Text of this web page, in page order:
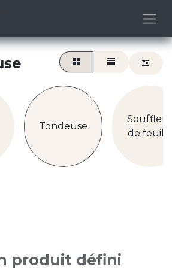
Tondeuse
de
produit défini